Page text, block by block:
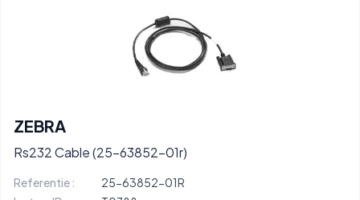
ZEBRA
Rs232 Cable (25-63852-01r)
Referentie :
25-63852-01R